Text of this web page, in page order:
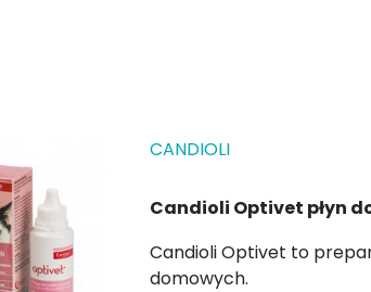
CANDIOLI
Candioli Optivet płyn
Candioli Optivet to preparat do czyszczenia oczu dla psów, kotów
domowych.